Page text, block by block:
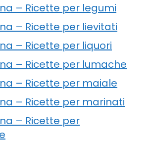
– Ricette per legumi
– Ricette per lievitati
– Ricette per liquori
– Ricette per lumache
– Ricette per maiale
– Ricette per marinati
– Ricette per